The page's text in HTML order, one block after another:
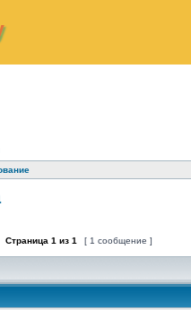
Страница 1 из 1 [ 1 сообщение ]